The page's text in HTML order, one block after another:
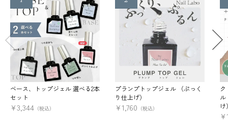
ベース、トップジェル 選べる2本
セット
¥3,344 （税込）
プランプトップジェル （ぷっく
り仕上げ）
¥1,760 （税込）
ル
け
¥